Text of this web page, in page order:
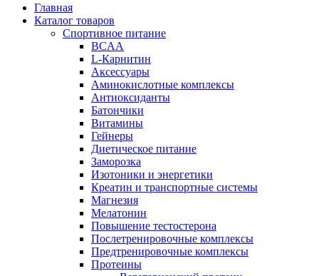
Главная
Каталог товаров
Спортивное питание
BCAA
L-Карнитин
Аксессуары
Аминокислотные комплексы
Антиоксиданты
Батончики
Витамины
Гейнеры
Диетическое питание
Заморозка
Изотоники и энергетики
Креатин и транспортные системы
Магнезия
Мелатонин
Повышение тестостерона
Послетренировочные комплексы
Предтренировочные комплексы
Протеины